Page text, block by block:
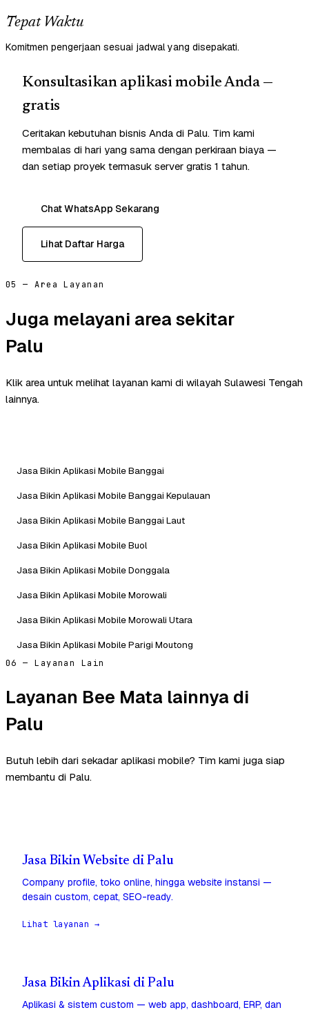
Tepat Waktu
Komitmen pengerjaan sesuai jadwal yang disepakati.
Konsultasikan aplikasi mobile Anda —
gratis
Ceritakan kebutuhan bisnis Anda di Palu. Tim kami
membalas di hari yang sama dengan perkiraan biaya —
dan setiap proyek termasuk server gratis 1 tahun.
Chat WhatsApp Sekarang
Lihat Daftar Harga
05 — Area Layanan
Juga melayani area sekitar
Palu
Klik area untuk melihat layanan kami di wilayah Sulawesi Tengah
lainnya.
Jasa Bikin Aplikasi Mobile Banggai
Jasa Bikin Aplikasi Mobile Banggai Kepulauan
Jasa Bikin Aplikasi Mobile Banggai Laut
Jasa Bikin Aplikasi Mobile Buol
Jasa Bikin Aplikasi Mobile Donggala
Jasa Bikin Aplikasi Mobile Morowali
Jasa Bikin Aplikasi Mobile Morowali Utara
Jasa Bikin Aplikasi Mobile Parigi Moutong
06 — Layanan Lain
Layanan Bee Mata lainnya di
Palu
Butuh lebih dari sekadar aplikasi mobile? Tim kami juga siap
membantu di Palu.
Jasa Bikin Website di Palu
Company profile, toko online, hingga website instansi —
desain custom, cepat, SEO-ready.
Lihat layanan →
Jasa Bikin Aplikasi di Palu
Aplikasi & sistem custom — web app, dashboard, ERP, dan